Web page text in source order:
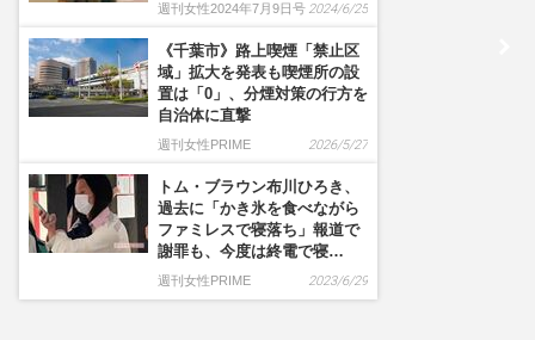
週刊女性2024年7月9日号 2024/6/25
《千葉市》路上喫煙「禁止区
域」拡大を発表も喫煙所の設
置は「0」、分煙対策の行方を
自治体に直撃
週刊女性PRIME 2026/5/27
トム・ブラウン布川ひろき、
過去に「かき氷を食べながら
ファミレスで寝落ち」報道で
謝罪も、今度は終電で寝…
週刊女性PRIME 2023/6/29